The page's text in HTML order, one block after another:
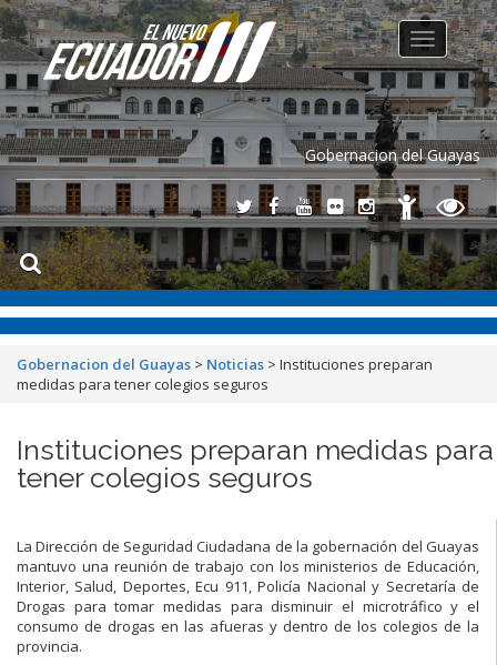
Gobernacion del Guayas
Toggle
navigation
Gobernacion del Guayas > Noticias > Instituciones preparan
medidas para tener colegios seguros
Instituciones preparan medidas para
tener colegios seguros
La Dirección de Seguridad Ciudadana de la gobernación del Guayas
mantuvo una reunión de trabajo con los ministerios de Educación,
Interior, Salud, Deportes, Ecu 911, Policía Nacional y Secretaría de
Drogas para tomar medidas para disminuir el microtráfico y el
consumo de drogas en las afueras y dentro de los colegios de la
provincia.